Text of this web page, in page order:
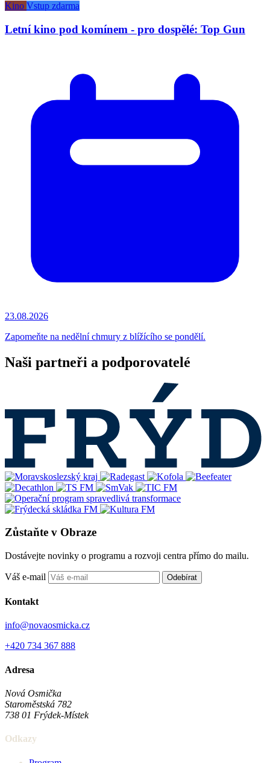
Kino Vstup zdarma
Letní kino pod komínem - pro dospělé: Top Gun
23.08.2026
Zapomeňte na nedělní chmury z blížícího se pondělí.
Naši partneři a podporovatelé
Zůstaňte v Obraze
Dostávejte novinky o programu a rozvoji centra přímo do mailu.
Váš e-mail Odebírat
Kontakt
info@novaosmicka.cz
+420 734 367 888
Adresa
Nová Osmička
Staroměstská 782
738 01 Frýdek-Místek
Odkazy